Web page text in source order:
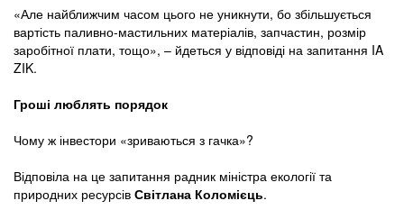
«Але найближчим часом цього не уникнути, бо збільшується
вартість паливно-мастильних матеріалів, запчастин, розмір
заробітної плати, тощо», – йдеться у відповіді на запитання IA
ZIK.
Гроші люблять порядок
Чому ж інвестори «зриваються з гачка»?
Відповіла на це запитання радник міністра екології та
природних ресурсів Світлана Коломієць.